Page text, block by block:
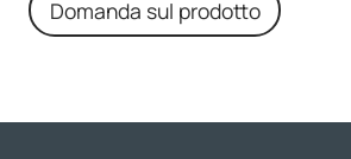
Domanda sul prodotto